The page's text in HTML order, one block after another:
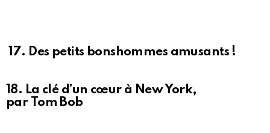
17. Des petits bonshommes amusants !
18. La clé d’un cœur à New York,
par Tom Bob